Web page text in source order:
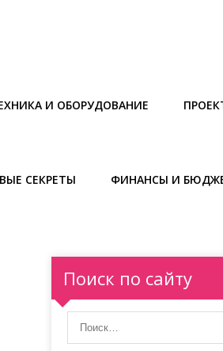
И ОБОРУДОВАНИЕ
СЕКРЕТЫ ФИНАНСЫ И
Поиск по сайту